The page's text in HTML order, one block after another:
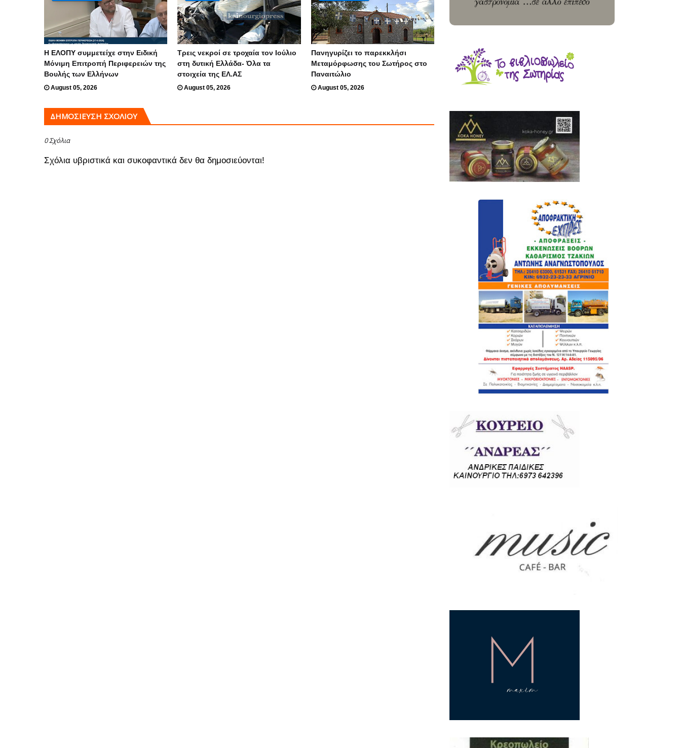
Η ΕΛΟΠΥ συμμετείχε στην Ειδική
Μόνιμη Επιτροπή Περιφερειών της
Βουλής των Ελλήνων
August 05, 2026
Τρεις νεκροί σε τροχαία τον Ιούλιο
στη δυτική Ελλάδα- Όλα τα
στοιχεία της ΕΛ.ΑΣ
August 05, 2026
Πανηγυρίζει το παρεκκλήσι
Μεταμόρφωσης του Σωτήρος στο
Παναιτώλιο
August 05, 2026
ΔΗΜΟΣΊΕΥΣΗ ΣΧΟΛΊΟΥ
0 Σχόλια
Σχόλια υβριστικά και συκοφαντικά δεν θα δημοσιεύονται!